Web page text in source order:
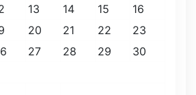
13 14 15
16
20 21 22
23
27 28 29
30